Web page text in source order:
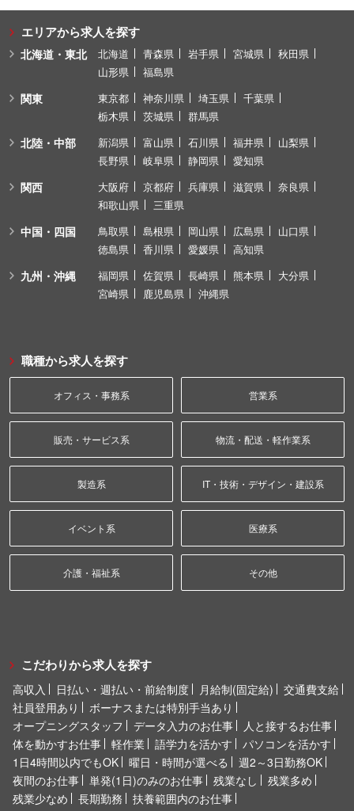
エリアから求人を探す
北海道・東北 北海道 青森県 岩手県 宮城県
秋田県
山形県
福島県
関東 東京都 神奈川県 埼玉県
千葉県
栃木県
茨城県 群馬県
北陸・中部 新潟県 富山県 石川県 福井県
山梨県
長野県
岐阜県 静岡県 愛知県
関西 大阪府 京都府 兵庫県 滋賀県
奈良県
和歌山県
三重県
中国・四国 鳥取県 島根県 岡山県 広島県
山口県
徳島県
香川県 愛媛県 高知県
九州・沖縄 福岡県 佐賀県 長崎県 熊本県
大分県
宮崎県
鹿児島県 沖縄県
職種から求人を探す
オフィス・事務系 営業系
販売・サービス系 物流・配送・軽作業系
製造系 IT・技術・デザイン・建設系
イベント系 医療系
介護・福祉系 その他
こだわりから求人を探す
高収入 日払い・週払い・前給制度 月給制(固定給)
交通費支給
社員登用あり
ボーナスまたは特別手当あり
オープニングスタッフ
データ入力のお仕事
人と接するお仕事
体を動かすお仕事
軽作業 語学力を活かす
パソコンを活かす
1日4時間以内でもOK
曜日・時間が選べる
週2～3日勤務OK
夜間のお仕事
単発(1日)のみのお仕事 残業なし
残業多め
残業少なめ
長期勤務
扶養範囲内のお仕事